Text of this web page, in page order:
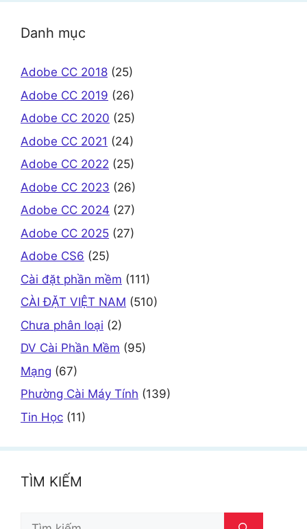
Danh mục
Adobe CC 2018 (25)
Adobe CC 2019 (26)
Adobe CC 2020 (25)
Adobe CC 2021 (24)
Adobe CC 2022 (25)
Adobe CC 2023 (26)
Adobe CC 2024 (27)
Adobe CC 2025 (27)
Adobe CS6 (25)
Cài đặt phần mềm (111)
CÀI ĐẶT VIỆT NAM (510)
Chưa phân loại (2)
DV Cài Phần Mềm (95)
Mạng (67)
Phường Cài Máy Tính (139)
Tin Học (11)
TÌM KIẾM
Tìm